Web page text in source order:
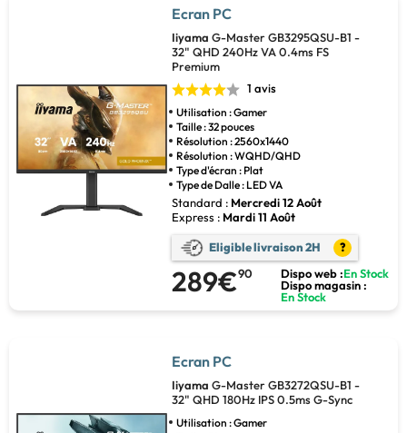
Ecran PC
Iiyama G-Master GB3295QSU-B1 -
32" QHD 240Hz VA 0.4ms FS
Premium
1 avis
Utilisation : Gamer
Taille : 32 pouces
Résolution : 2560x1440
Résolution : WQHD/QHD
Type d'écran : Plat
Type de Dalle : LED VA
Standard : Mercredi 12 Août
Express : Mardi 11 Août
Eligible livraison 2H ?
289€90 Dispo web :En Stock
Dispo magasin :
En Stock
Ecran PC
Iiyama G-Master GB3272QSU-B1 -
32" QHD 180Hz IPS 0.5ms G-Sync
Utilisation : Gamer